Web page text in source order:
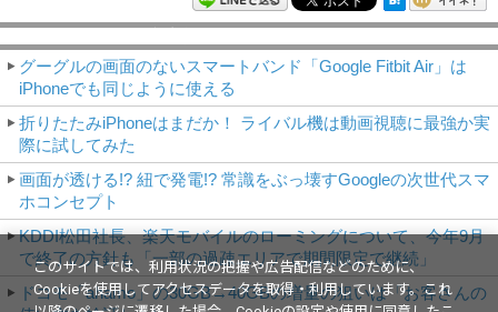
グーグルの画面のないスマートバンド「Google Fitbit Air」は
iPhoneでも同じように使える
折りたたみiPhoneはまだか！ ライバル機は動画視聴に最強か実
際に試してみた
画面が透ける!? 紐で発電!? 常識をぶっ壊すGoogleの次世代スマ
ホコンセプト
KDDI松田社長、楽天モバイルのローミングについて、今年9月
で終了の方針も「一部の過疎エリアで期間限定で継続」
ドコモ「ahamo」の30GB→40GBの増量の狙いは「お客さんの
このサイトでは、利用状況の把握や広告配信などのために、
Cookieを使用してアクセスデータを取得・利用しています。これ